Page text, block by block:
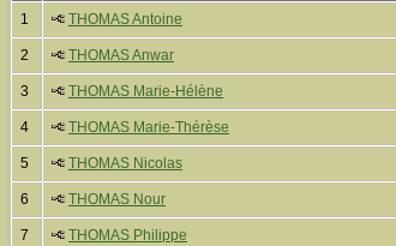
1 THOMAS Antoine
2 THOMAS Anwar
3 THOMAS Marie-Hélène
4 THOMAS Marie-Thérèse
5 THOMAS Nicolas
6 THOMAS Nour
7 THOMAS Philippe